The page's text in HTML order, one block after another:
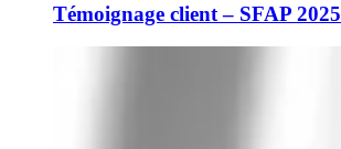
Témoignage client – SFAP 2025